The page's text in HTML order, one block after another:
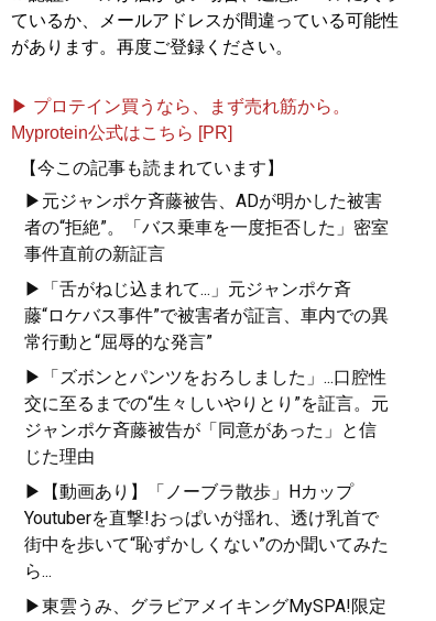
ているか、メールアドレスが間違っている可能性
があります。再度ご登録ください。
▶ プロテイン買うなら、まず売れ筋から。
Myprotein公式はこちら [PR]
【今この記事も読まれています】
▶元ジャンポケ斉藤被告、ADが明かした被害
者の“拒絶”。「バス乗車を一度拒否した」密室
事件直前の新証言
▶「舌がねじ込まれて...」元ジャンポケ斉
藤“ロケバス事件”で被害者が証言、車内での異
常行動と“屈辱的な発言”
▶「ズボンとパンツをおろしました」...口腔性
交に至るまでの“生々しいやりとり”を証言。元
ジャンポケ斉藤被告が「同意があった」と信
じた理由
▶【動画あり】「ノーブラ散歩」Hカップ
Youtuberを直撃!おっぱいが揺れ、透け乳首で
街中を歩いて“恥ずかしくない”のか聞いてみた
ら...
▶東雲うみ、グラビアメイキングMySPA!限定